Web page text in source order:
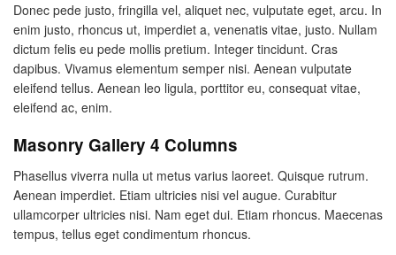
Donec pede justo, fringilla vel, aliquet nec, vulputate eget, arcu. In
enim justo, rhoncus ut, imperdiet a, venenatis vitae, justo. Nullam
dictum felis eu pede mollis pretium. Integer tincidunt. Cras
dapibus. Vivamus elementum semper nisi. Aenean vulputate
eleifend tellus. Aenean leo ligula, porttitor eu, consequat vitae,
eleifend ac, enim.
Masonry Gallery 4 Columns
Phasellus viverra nulla ut metus varius laoreet. Quisque rutrum.
Aenean imperdiet. Etiam ultricies nisi vel augue. Curabitur
ullamcorper ultricies nisi. Nam eget dui. Etiam rhoncus. Maecenas
tempus, tellus eget condimentum rhoncus.